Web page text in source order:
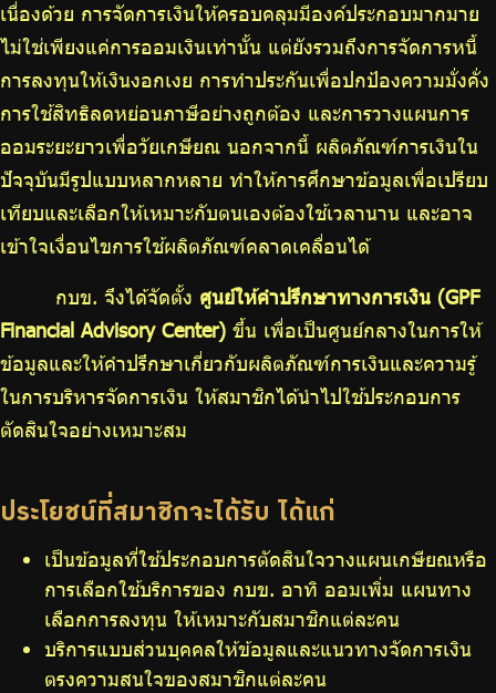
ไทย | Eng
เนื่องด้วย การจัดการเงินให้ครอบคลุมมีองค์ประกอบมากมาย
ไม่ใช่เพียงแค่การออมเงินเท่านั้น แต่ยังรวมถึงการจัดการหนี้
การลงทุนให้เงินงอกเงย การทำประกันเพื่อปกป้องความมั่งคั่ง
การใช้สิทธิลดหย่อนภาษีอย่างถูกต้อง และการวางแผนการ
ออมระยะยาวเพื่อวัยเกษียณ นอกจากนี้ ผลิตภัณฑ์การเงินใน
ปัจจุบันมีรูปแบบหลากหลาย ทำให้การศึกษาข้อมูลเพื่อเปรียบ
เทียบและเลือกให้เหมาะกับตนเองต้องใช้เวลานาน และอาจ
เข้าใจเงื่อนไขการใช้ผลิตภัณฑ์คลาดเคลื่อนได้
กบข. จึงได้จัดตั้ง ศูนย์ให้คำปรึกษาทางการเงิน (GPF
Financial Advisory Center) ขึ้น เพื่อเป็นศูนย์กลางในการให้
ข้อมูลและให้คำปรึกษาเกี่ยวกับผลิตภัณฑ์การเงินและความรู้
ในการบริหารจัดการเงิน ให้สมาชิกได้นำไปใช้ประกอบการ
ตัดสินใจอย่างเหมาะสม
ประโยชน์ที่สมาชิกจะได้รับ ได้แก่
เป็นข้อมูลที่ใช้ประกอบการตัดสินใจวางแผนเกษียณหรือ
การเลือกใช้บริการของ กบข. อาทิ ออมเพิ่ม แผนทาง
เลือกการลงทุน ให้เหมาะกับสมาชิกแต่ละคน
บริการแบบส่วนบุคคลให้ข้อมูลและแนวทางจัดการเงิน
ตรงความสนใจของสมาชิกแต่ละคน